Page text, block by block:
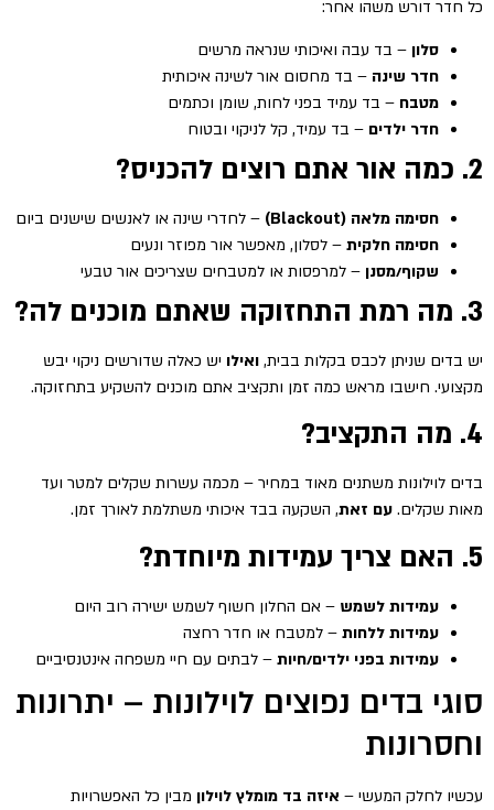
כל חדר דורש משהו אחר:
סלון – בד עבה ואיכותי שנראה מרשים
חדר שינה – בד מחסום אור לשינה איכותית
מטבח – בד עמיד בפני לחות, שומן וכתמים
חדר ילדים – בד עמיד, קל לניקוי ובטוח
2. כמה אור אתם רוצים להכניס?
חסימה מלאה (Blackout)
– לחדרי שינה או לאנשים שישנים ביום
חסימה חלקית – לסלון, מאפשר אור מפוזר ונעים
שקוף/מסנן – למרפסות או למטבחים שצריכים אור טבעי
3. מה רמת התחזוקה שאתם מוכנים לה?
יש בדים שניתן לכבס בקלות בבית, ואילו יש כאלה שדורשים ניקוי יבש
מקצועי. חישבו מראש כמה זמן ותקציב אתם מוכנים להשקיע בתחזוקה.
4. מה התקציב?
בדים לוילונות משתנים מאוד במחיר – מכמה עשרות שקלים למטר ועד
מאות שקלים. עם זאת, השקעה בבד איכותי משתלמת לאורך זמן.
5. האם צריך עמידות מיוחדת?
עמידות לשמש – אם החלון חשוף לשמש ישירה רוב היום
עמידות ללחות – למטבח או חדר רחצה
עמידות בפני ילדים/חיות – לבתים עם חיי משפחה אינטנסיביים
סוגי בדים נפוצים לוילונות – יתרונות
וחסרונות
עכשיו לחלק המעשי – איזה בד מומלץ לוילון מבין כל האפשרויות